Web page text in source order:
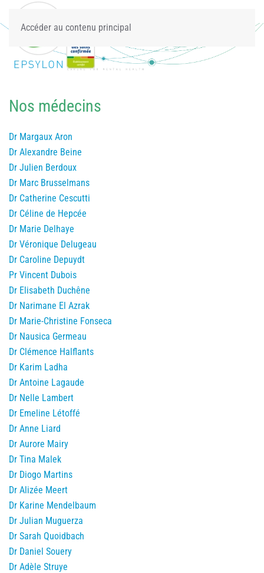
Accéder au contenu principal
Nos médecins
Dr Margaux Aron
Dr Alexandre Beine
Dr Julien Berdoux
Dr Marc Brusselmans
Dr Catherine Cescutti
Dr Céline de Hepcée
Dr Marie Delhaye
Dr Véronique Delugeau
Dr Caroline Depuydt
Pr Vincent Dubois
Dr Elisabeth Duchêne
Dr Narimane El Azrak
Dr Marie-Christine Fonseca
Dr Nausica Germeau
Dr Clémence Halflants
Dr Karim Ladha
Dr Antoine Lagaude
Dr Nelle Lambert
Dr Emeline Létoffé
Dr Anne Liard
Dr Aurore Mairy
Dr Tina Malek
Dr Diogo Martins
Dr Alizée Meert
Dr Karine Mendelbaum
Dr Julian Muguerza
Dr Sarah Quoidbach
Dr Daniel Souery
Dr Adèle Struye